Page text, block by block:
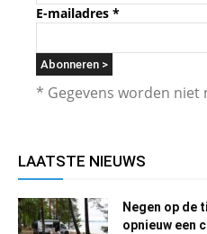
E-mailadres *
* Gegevens worden niet
LAATSTE NIEUWS
Negen op de
opnieuw een